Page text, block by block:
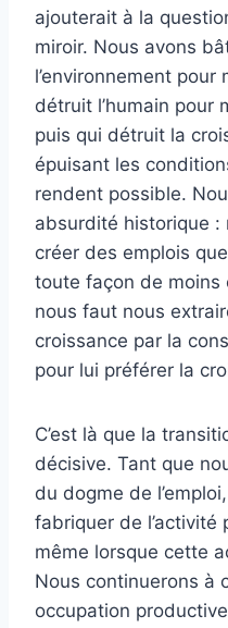
ajouterait à la
miroir. Nous avons
l’environnement pour
détruit l’humain pour
puis qui détruit la
épuisant les
rendent possible.
absurdité historique :
créer des emplois
toute façon de moins
nous faut nous
croissance par la
pour lui préférer la
C’est là que la
décisive. Tant que
du dogme de
fabriquer de l’activité
même lorsque cette
Nous continuerons à
occupation